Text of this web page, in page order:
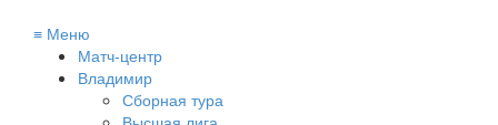
≡ Меню
Матч-центр
Владимир
Сборная тура